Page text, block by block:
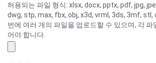
허용되는 파일 형식: xlsx, docx, pptx, pdf, jpg,
dwg, stp, max, fbx, obj, x3d, vrml, 3ds, 3mf, stl,
번에 여러 개의 파일을 업로드할 수 있으며, 각 파
어야 합니다.